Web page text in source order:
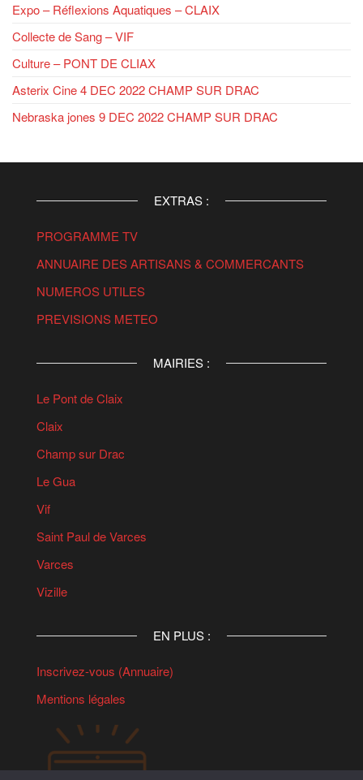
Expo – Réflexions Aquatiques – CLAIX
Collecte de Sang – VIF
Culture – PONT DE CLIAX
Asterix Cine 4 DEC 2022 CHAMP SUR DRAC
Nebraska jones 9 DEC 2022 CHAMP SUR DRAC
EXTRAS :
PROGRAMME TV
ANNUAIRE DES ARTISANS & COMMERCANTS
NUMEROS UTILES
PREVISIONS METEO
MAIRIES :
Le Pont de Claix
Claix
Champ sur Drac
Le Gua
Vif
Saint Paul de Varces
Varces
Vizille
EN PLUS :
Inscrivez-vous (Annuaire)
Mentions légales